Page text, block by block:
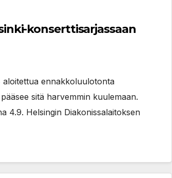
konserttisarjassaan
aloitettua ennakkoluulotonta
sitä harvemmin kuulemaan.
4.9. Helsingin Diakonissalaitoksen